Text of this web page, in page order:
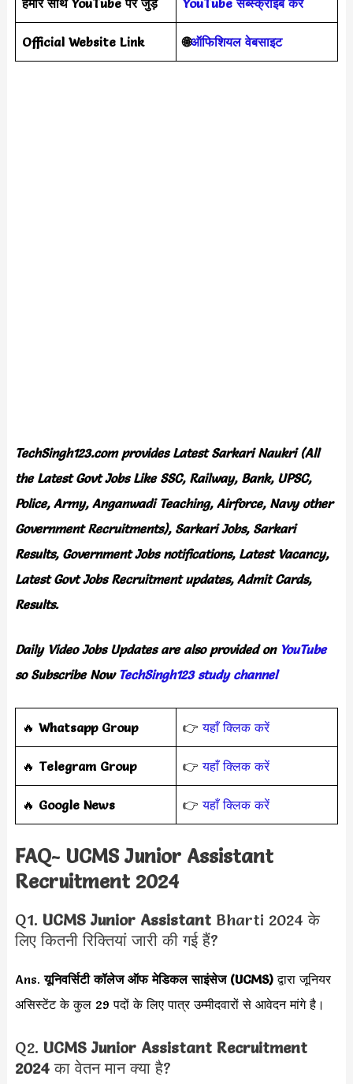
Official Website Link 🌐ऑफिशियल वेबसाइट
TechSingh123.com provides Latest Sarkari Naukri (All
the Latest Govt Jobs Like SSC, Railway, Bank, UPSC,
Police, Army, Anganwadi Teaching, Airforce, Navy other
Government Recruitments), Sarkari Jobs, Sarkari
Results, Government Jobs notifications, Latest Vacancy,
Latest Govt Jobs Recruitment updates, Admit Cards,
Results.
Daily Video Jobs Updates are also provided onYouTube
so Subscribe Now TechSingh123 study channel
‎️‍🔥 Whatsapp Group 👉यहाँ क्लिक करें
‎️‍🔥 Telegram Group 👉यहाँ क्लिक करें
️‍🔥 Google News 👉 यहाँ क्लिक करें
FAQ- UCMS Junior Assistant
Recruitment 2024
Q1. UCMS Junior AssistantBharti 2024 के
लिए कितनी रिक्तियां जारी की गई हैं?
Ans.यूनिवर्सिटी कॉलेज ऑफ मेडिकल साइंसेज (UCMS)द्वारा जूनियर
असिस्टेंट के कुल 29 पदों के लिए पात्र उम्मीदवारों से आवेदन मांगे है।
Q2. UCMS Junior Assistant Recruitment
2024का वेतन मान क्या है?